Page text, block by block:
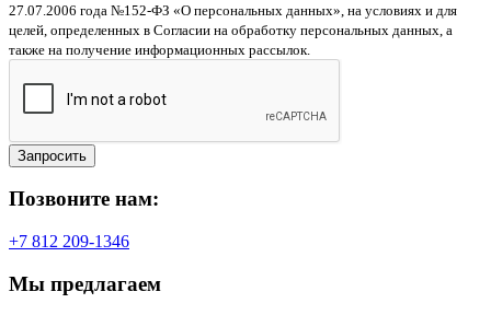
27.07.2006 года №152-ФЗ «О персональных данных», на условиях и для
целей, определенных в Согласии на обработку персональных данных, а
также на получение информационных рассылок.
Запросить
Позвоните нам:
+7 812 209-1346
Мы предлагаем